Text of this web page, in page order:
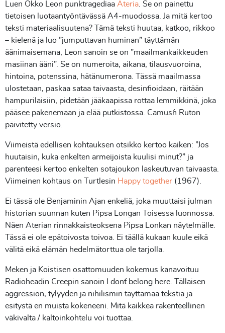
Luen Okko Leon punktragediaa Ateria . Se on painettu
tietoisen luotaantyöntävässä A4-muodossa. Ja mitä kertoo
teksti materiaalisuutena? Tämä teksti huutaa, katkoo, rikkoo
– kielenä ja luo ”jumputtavan huminan” täyttämän
äänimaisemana, Leon sanoin se on ”maailmankaikkeuden
masiinan ääni”. Se on numeroita, aikana, tilausvuoroina,
hintoina, potenssina, hätänumerona. Tässä maailmassa
ulostetaan, paskaa sataa taivaasta, desinfioidaan, räitään
hampurilaisiin, pidetään jääkaapissa rottaa lemmikkinä, joka
pääsee pakenemaan ja elää putkistossa. Camus´n Ruton
päivitetty versio.
Viimeistä edellisen kohtauksen otsikko kertoo kaiken: ”Jos
huutaisin, kuka enkelten armeijoista kuulisi minut?” ja
parenteesi kertoo enkelten sotajoukon laskeutuvan taivaasta.
Viimeinen kohtaus on Turtlesin Happy together (1967).
Ei tässä ole Benjaminin Ajan enkeliä, joka muuttaisi julman
historian suunnan kuten Pipsa Longan Toisessa luonnossa.
Näen Aterian rinnakkaisteoksena Pipsa Lonkan näytelmälle.
Tässä ei ole epätoivosta toivoa. Ei täällä kukaan kuule eikä
välitä eikä elämän hedelmätorttua ole tarjolla.
Meken ja Koistisen osattomuuden kokemus kanavoituu
Radioheadin Creepin sanoin I don´t belong here. Tällaisen
aggression, tylyyden ja nihilismin täyttämää tekstiä ja
esitystä en muista kokeneeni. Mitä kaikkea rakenteellinen
väkivalta / kaltoinkohtelu voi tuottaa.